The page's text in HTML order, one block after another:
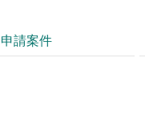
申請案件